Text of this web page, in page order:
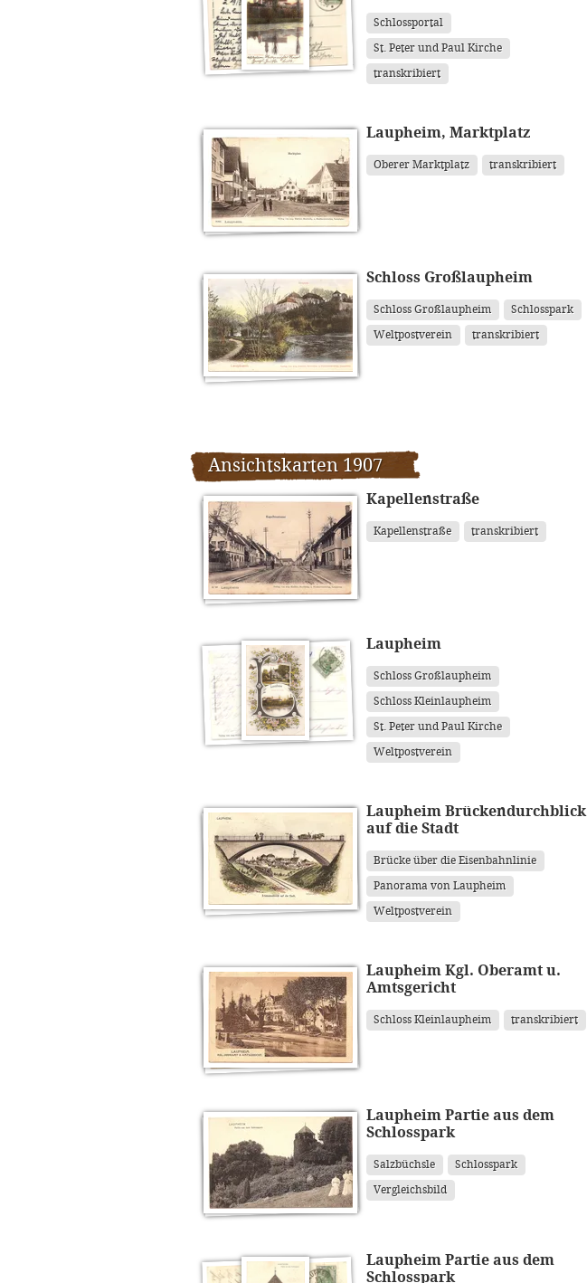
Schlossportal
St. Peter und Paul Kirche
transkribiert
Laupheim, Marktplatz
Oberer Marktplatz transkribiert
Schloss Großlaupheim
Schloss Großlaupheim Schlosspark
Weltpostverein transkribiert
Ansichtskarten 1907
Kapellenstraße
Kapellenstraße transkribiert
Laupheim
Schloss Großlaupheim
Schloss Kleinlaupheim
St. Peter und Paul Kirche
Weltpostverein
Laupheim Brückendurchblick
auf die Stadt
Brücke über die Eisenbahnlinie
Panorama von Laupheim
Weltpostverein
Laupheim Kgl. Oberamt u.
Amtsgericht
Schloss Kleinlaupheim transkribiert
Laupheim Partie aus dem
Schlosspark
Salzbüchsle Schlosspark
Vergleichsbild
Laupheim Partie aus dem
Schlosspark